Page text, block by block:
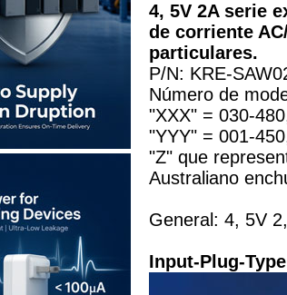
4, 5V 2A serie
de corriente
particulares.
P/N: KRE-
Número de
"XXX" = 030-
"YYY" = 001-
"Z" que
Australiano
General: 4, 5V
Input-Plug-